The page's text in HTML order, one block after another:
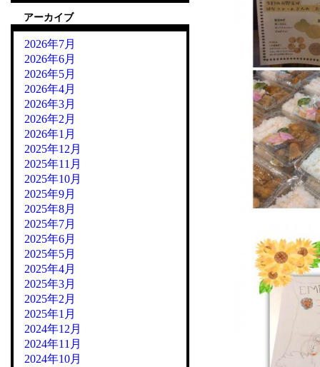
アーカイブ
2026年7月
2026年6月
2026年5月
2026年4月
2026年3月
2026年2月
2026年1月
2025年12月
2025年11月
2025年10月
2025年9月
2025年8月
2025年7月
2025年6月
2025年5月
2025年4月
2025年3月
2025年2月
2025年1月
2024年12月
2024年11月
2024年10月